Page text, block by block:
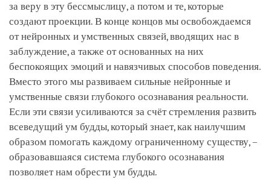
за веру в эту бессмыслицу, а потом и те, которые
создают проекции. В конце концов мы освобождаемся
от нейронных и умственных связей, вводящих нас в
заблуждение, а также от основанных на них
беспокоящих эмоций и навязчивых способов поведения.
Вместо этого мы развиваем сильные нейронные и
умственные связи глубокого осознавания реальности.
Если эти связи усиливаются за счёт стремления развить
всеведущий ум будды, который знает, как наилучшим
образом помогать каждому ограниченному существу, –
образовавшаяся система глубокого осознавания
позволяет нам обрести ум будды.